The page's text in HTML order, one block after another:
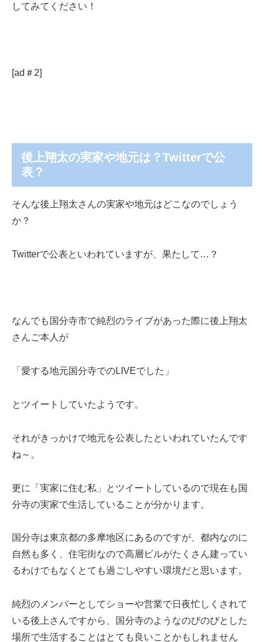
してみてください！
[ad＃2]
後上翔太の実家や地元は？Twitterで公
表？
そんな後上翔太さんの実家や地元はどこなのでしょう
か？
Twitterで公表といわれていますが、果たして…？
なんでも国分寺市で純烈のライブがあった際に後上翔太
さんご本人が
「愛する地元国分寺でのLIVEでした」
とツイートしていたようです。
それがきっかけで地元を公表したといわれていたんです
ね～。
更に「実家に住む私」とツイートしているので現在も国
分寺の実家で生活していることが分かります。
国分寺は東京都の多摩地区にあるのですが、都内なのに
自然も多く、住宅街なので高層ビルがたくさん建ってい
るわけでもなくとても過ごしやすい環境だと思います。
純烈のメンバーとしてショーや営業で日夜忙しくされて
いる後上さんですから、国分寺のようなのびのびとした
場所で生活することはとても良いことかもしれません